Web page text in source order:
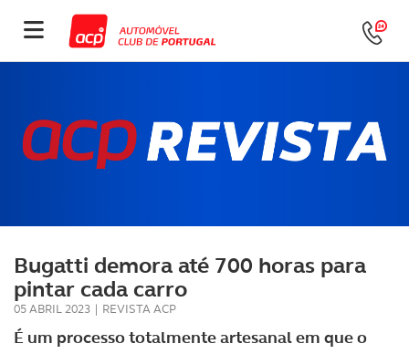
Bugatti demora até 700 horas para
pintar cada carro
05 ABRIL 2023 | REVISTA ACP
É um processo totalmente artesanal em que o